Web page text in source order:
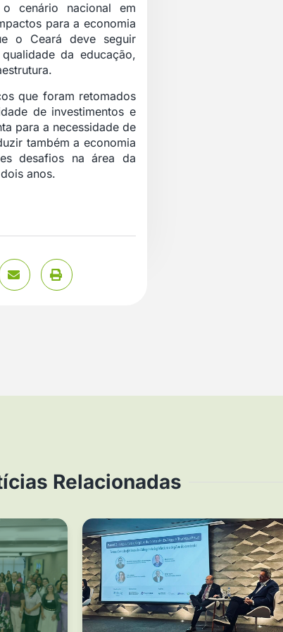
cenário nacional em
para a economia
o Ceará deve seguir
da educação,
que foram retomados
de investimentos e
para a necessidade de
também a economia
desafios na área da
anos.
Relacionadas